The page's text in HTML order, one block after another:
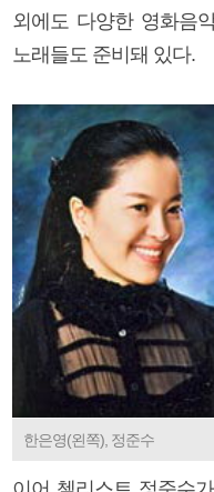
외에도 다양한 영화음
노래들도 준비돼 있다.
한은영(왼쪽), 정준수